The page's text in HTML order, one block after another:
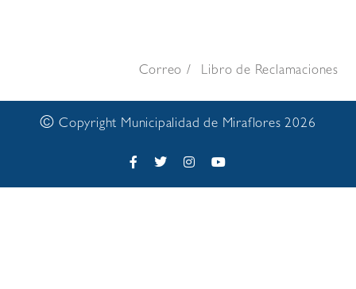
Correo Libro de Reclamaciones
© Copyright Municipalidad de Miraflores 2026